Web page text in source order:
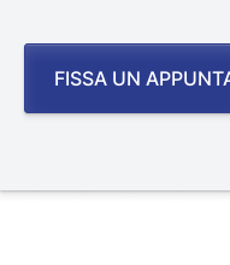
FISSA UN